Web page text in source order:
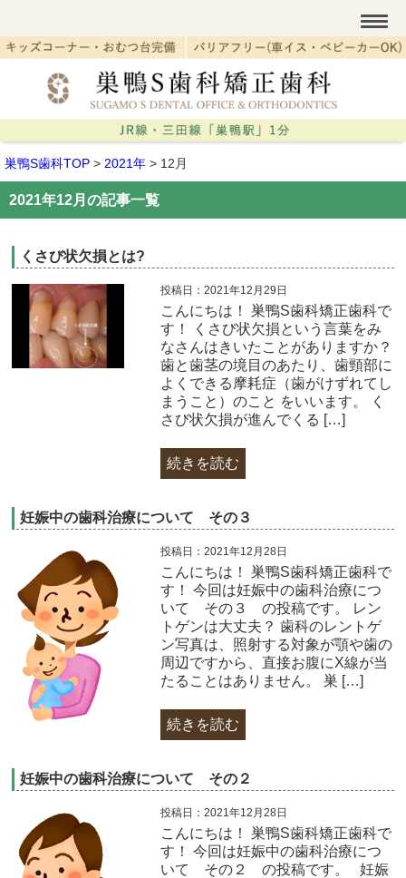
巣鴨S歯科TOP > 2021年 > 12月
2021年12月の記事一覧
くさび状欠損とは?
投稿日：2021年12月29日
こんにちは！ 巣鴨S歯科矯正歯科で
す！ くさび状欠損という言葉をみ
なさんはきいたことがありますか？
歯と歯茎の境目のあたり、歯頸部に
よくできる摩耗症（歯がけずれてし
まうこと）のこと をいいます。 く
さび状欠損が進んでくる […]
続きを読む
妊娠中の歯科治療について その３
投稿日：2021年12月28日
こんにちは！ 巣鴨S歯科矯正歯科で
す！ 今回は妊娠中の歯科治療につ
いて その３ の投稿です。 レン
トゲンは大丈夫？ 歯科のレントゲ
ン写真は、照射する対象が顎や歯の
周辺ですから、直接お腹にX線が当
たることはありません。 巣 […]
続きを読む
妊娠中の歯科治療について その２
投稿日：2021年12月28日
こんにちは！ 巣鴨S歯科矯正歯科で
す！ 今回は妊娠中の歯科治療につ
いて その２ の投稿です。 妊娠